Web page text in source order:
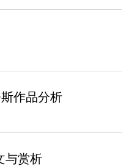
作品分析
与赏析